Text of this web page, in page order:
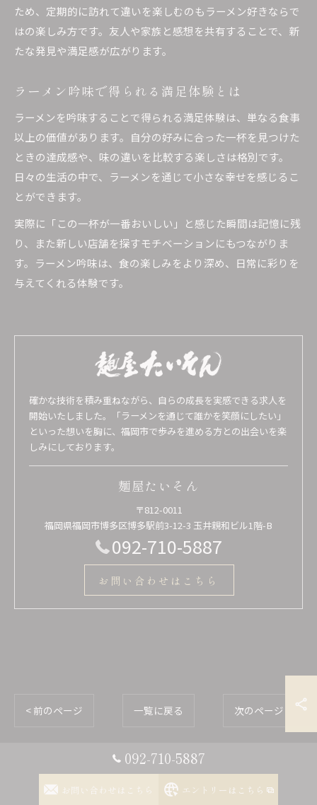
ため、定期的に訪れて違いを楽しむのもラーメン好きならで
はの楽しみ方です。友人や家族と感想を共有することで、新
たな発見や満足感が広がります。
ラーメン吟味で得られる満足体験とは
ラーメンを吟味することで得られる満足体験は、単なる食事
以上の価値があります。自分の好みに合った一杯を見つけた
ときの達成感や、味の違いを比較する楽しさは格別です。
日々の生活の中で、ラーメンを通じて小さな幸せを感じるこ
とができます。
実際に「この一杯が一番おいしい」と感じた瞬間は記憶に残
り、また新しい店舗を探すモチベーションにもつながりま
す。ラーメン吟味は、食の楽しみをより深め、日常に彩りを
与えてくれる体験です。
確かな技術を積み重ねながら、自らの成長を実感できる求人を
開始いたしました。「ラーメンを通じて誰かを笑顔にしたい」
といった想いを胸に、福岡市で歩みを進める方との出会いを楽
しみにしております。
麺屋たいそん
〒812-0011
福岡県福岡市博多区博多駅前3-12-3 玉井親和ビル1階-B
092-710-5887
お問い合わせはこちら
< 前のページ 一覧に戻る 次のページ >
092-710-5887
お問い合わせはこちら エントリーはこちら